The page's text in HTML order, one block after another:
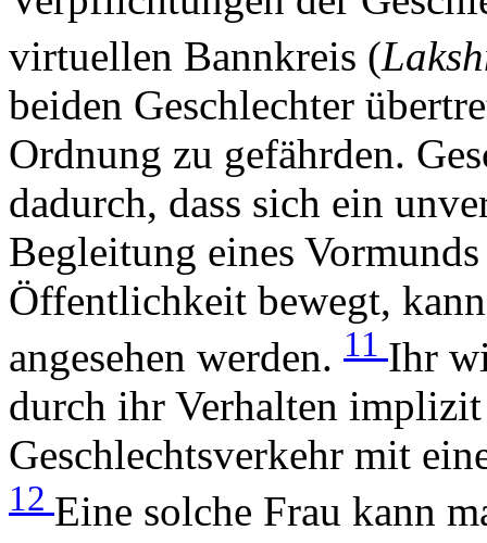
virtuellen Bannkreis (
beiden Geschlechter
Ordnung zu gefährden.
dadurch, dass sich ein
Begleitung eines
Öffentlichkeit bewegt,
angesehen werden. 11 Ihr
durch ihr Verhalten
Geschlechtsverkehr mit
12 Eine solche Frau kann